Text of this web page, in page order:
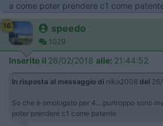
a come poter prendere c1 come
16 speedo
1029
Inserito il 26/02/2018 alle: 21:44:52
In risposta al messaggio di niko2008 del
So che è omologato per 4....purtroppo sono
poter prendere c1 come patente